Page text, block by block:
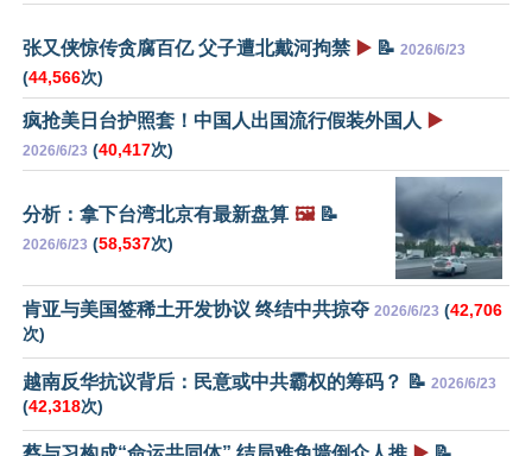
张又侠惊传贪腐百亿 父子遭北戴河拘禁 ▶️ 📝 2026/6/23
(44,566次)
疯抢美日台护照套！中国人出国流行假装外国人 ▶️
2026/6/23 (40,417次)
分析：拿下台湾北京有最新盘算 🖼️📝
2026/6/23 (58,537次)
肯亚与美国签稀土开发协议 终结中共掠夺 2026/6/23 (42,706
次)
越南反华抗议背后：民意或中共霸权的筹码？ 📝 2026/6/23
(42,318次)